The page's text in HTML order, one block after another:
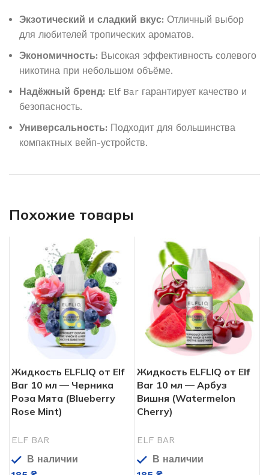
Экзотический и сладкий вкус: Отличный выбор
для любителей тропических ароматов.
Экономичность: Высокая эффективность солевого
никотина при небольшом объёме.
Надёжный бренд: Elf Bar гарантирует качество и
безопасность.
Универсальность: Подходит для большинства
компактных вейп-устройств.
Похожие товары
Жидкость ELFLIQ от Elf
Bar 10 мл — Черника
Роза Мята (Blueberry
Rose Mint)
ELF BAR
В наличии
Жидкость ELFLIQ от Elf
Bar 10 мл — Арбуз
Вишня (Watermelon
Cherry)
ELF BAR
В наличии